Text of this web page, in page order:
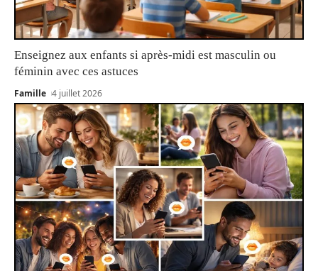
Enseignez aux enfants si après-midi est masculin ou
féminin avec ces astuces
Famille 4 juillet 2026